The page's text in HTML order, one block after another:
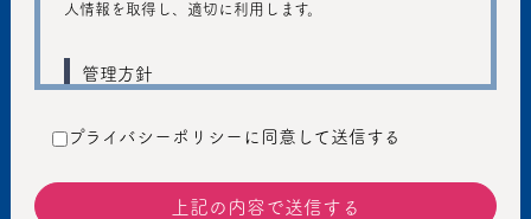
人情報を取得し、適切に利用します。
管理方針
保護に十分注意し、個人情報の保護に関する法律および管
義務を持って適切に取り扱うものとし、不正アクセス、不
プライバシーポリシーに同意して送信する